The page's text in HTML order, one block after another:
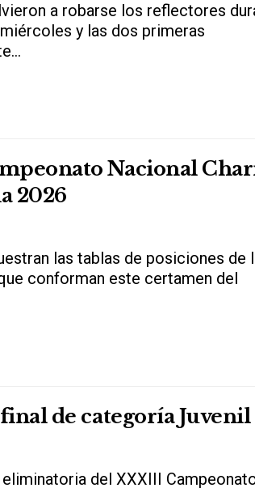
a robarse los reflectores
y las dos primeras
Nacional
2026
las tablas de posiciones de
conforman este certamen del
de categoría Juvenil
del XXXIII